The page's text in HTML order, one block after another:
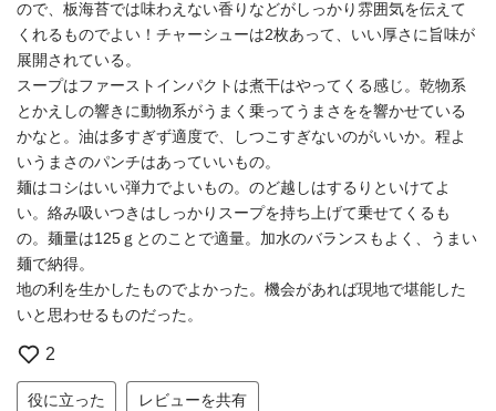
ので、板海苔では味わえない香りなどがしっかり雰囲気を伝えて
くれるものでよい！チャーシューは2枚あって、いい厚さに旨味が
展開されている。
スープはファーストインパクトは煮干はやってくる感じ。乾物系
とかえしの響きに動物系がうまく乗ってうまさをを響かせている
かなと。油は多すぎず適度で、しつこすぎないのがいいか。程よ
いうまさのパンチはあっていいもの。
麺はコシはいい弾力でよいもの。のど越しはするりといけてよ
い。絡み吸いつきはしっかりスープを持ち上げて乗せてくるも
の。麺量は125ｇとのことで適量。加水のバランスもよく、うまい
麺で納得。
地の利を生かしたものでよかった。機会があれば現地で堪能した
いと思わせるものだった。
2
役に立った レビューを共有